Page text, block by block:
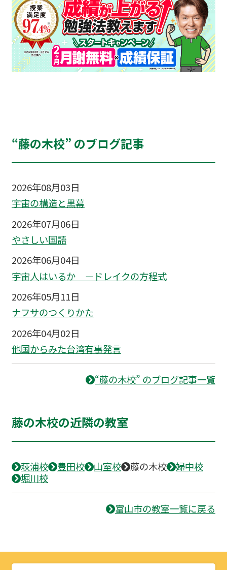
“藤の木校” のブログ記事
2026年08月03日
宇宙の構造と黒幕
2026年07月06日
やさしい国語
2026年06月04日
宇宙人はいるか －ドレイクの方程式
2026年05月11日
ナフサのつくりかた
2026年04月02日
他国からみた台湾有事発言
“藤の木校” のブログ記事一覧
藤の木校の近隣の教室
萩浦校 豊田校 山室校 藤の木校
婦中校
堀川校
富山市の教室一覧に戻る